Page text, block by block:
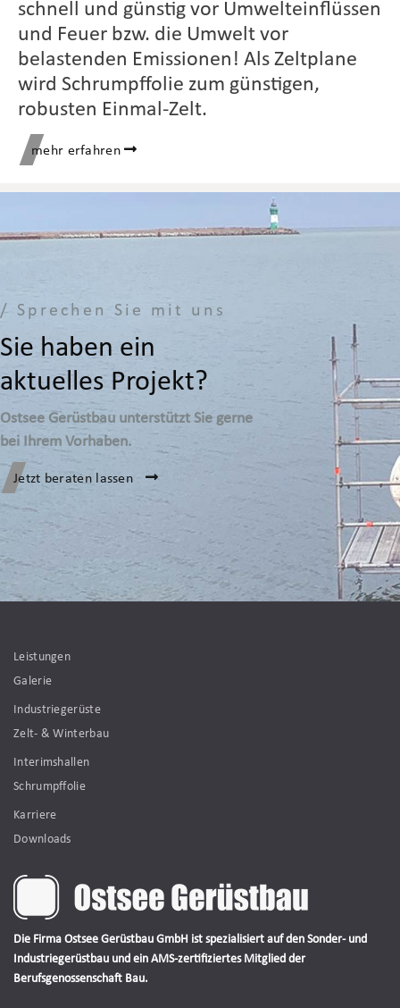
schnell und günstig vor Umwelteinflüssen
und Feuer bzw. die Umwelt vor
belastenden Emissionen! Als Zeltplane
wird Schrumpffolie zum günstigen,
robusten Einmal-Zelt.
mehr erfahren
/ Sprechen Sie mit uns
Sie haben ein
aktuelles Projekt?
Ostsee Gerüstbau unterstützt Sie gerne
bei Ihrem Vorhaben.
Jetzt beraten lassen
Leistungen
Galerie
Industriegerüste
Zelt- & Winterbau
Interimshallen
Schrumpffolie
Karriere
Downloads
Die Firma Ostsee Gerüstbau GmbH ist spezialisiert auf den Sonder- und
Industriegerüstbau und ein AMS-zertifiziertes Mitglied der
Berufsgenossenschaft Bau.